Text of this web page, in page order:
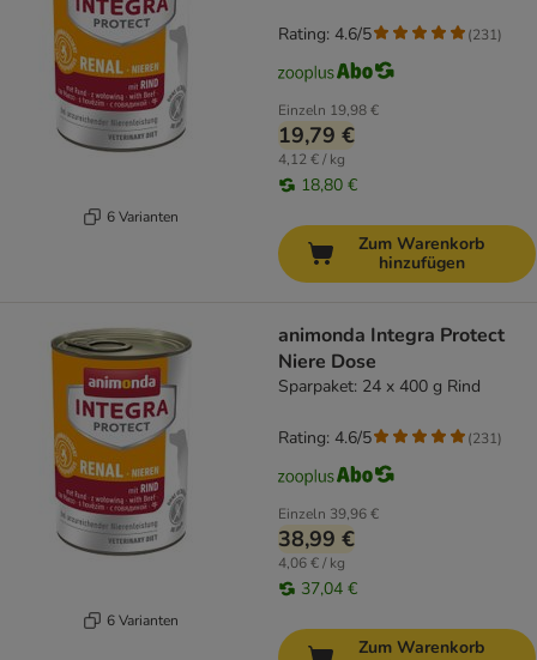
6 Varianten
Einzeln 19,98 €
19,79 €
4,12 € / kg
18,80 €
Rating: 4.6/5 (231)
Zum Warenkorb
hinzufügen
6 Varianten
animonda Integra Protect
Niere Dose
Sparpaket: 24 x 400 g Rind
Einzeln 39,96 €
38,99 €
4,06 € / kg
37,04 €
Rating: 4.6/5 (231)
Zum Warenkorb